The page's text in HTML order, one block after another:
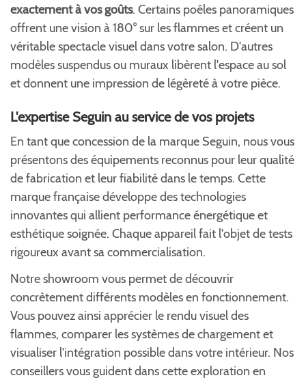
exactement à vos goûts. Certains poêles panoramiques
offrent une vision à 180° sur les flammes et créent un
véritable spectacle visuel dans votre salon. D'autres
modèles suspendus ou muraux libèrent l'espace au sol
et donnent une impression de légèreté à votre pièce.
L'expertise Seguin au service de vos projets
En tant que concession de la marque Seguin, nous vous
présentons des équipements reconnus pour leur qualité
de fabrication et leur fiabilité dans le temps. Cette
marque française développe des technologies
innovantes qui allient performance énergétique et
esthétique soignée. Chaque appareil fait l'objet de tests
rigoureux avant sa commercialisation.
Notre showroom vous permet de découvrir
concrètement différents modèles en fonctionnement.
Vous pouvez ainsi apprécier le rendu visuel des
flammes, comparer les systèmes de chargement et
visualiser l'intégration possible dans votre intérieur. Nos
conseillers vous guident dans cette exploration en